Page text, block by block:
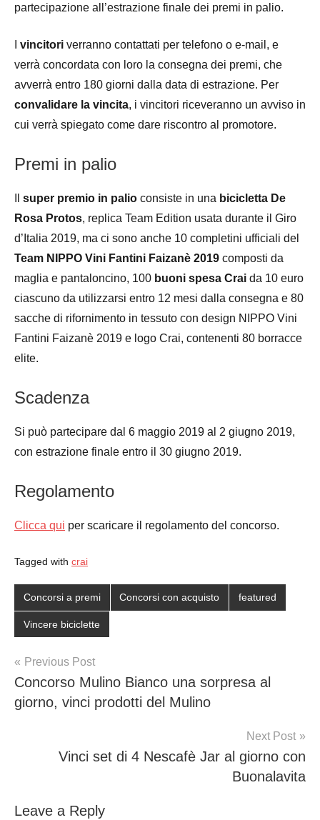
partecipazione all’estrazione finale dei premi in palio.
vincitori verranno contattati per telefono o e-mail, e
verrà concordata con loro la consegna dei premi, che
avverrà entro 180 giorni dalla data di estrazione. Per
convalidare la vincita, i vincitori riceveranno un avviso in
cui verrà spiegato come dare riscontro al promotore.
Premi in palio
super premio in palio consiste in una bicicletta De
Rosa Protos, replica Team Edition usata durante il Giro
d’Italia 2019, ma ci sono anche 10 completini ufficiali del
Team NIPPO Vini Fantini Faizanè 2019 composti da
maglia e pantaloncino, 100 buoni spesa Crai da 10 euro
ciascuno da utilizzarsi entro 12 mesi dalla consegna e 80
sacche di rifornimento in tessuto con design NIPPO Vini
Fantini Faizanè 2019 e logo Crai, contenenti 80 borracce
elite.
Scadenza
Si può partecipare dal 6 maggio 2019 al 2 giugno 2019,
con estrazione finale entro il 30 giugno 2019.
Regolamento
Clicca qui per scaricare il regolamento del concorso.
Tagged with crai
Concorsi a premi Concorsi con acquisto featured
Vincere biciclette
Post
navigation
Previous Post
Concorso Mulino Bianco una sorpresa al
giorno, vinci prodotti del Mulino
Next Post
Vinci set di 4 Nescafè Jar al giorno con
Buonalavita
Leave a Reply